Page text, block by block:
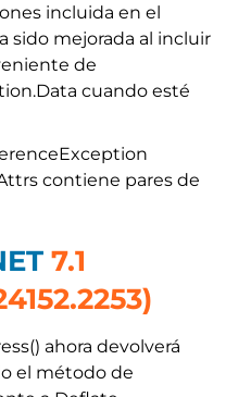
incluida en el
sido mejorada al incluir
de
cuando esté
contiene pares de
7.1
ahora devolverá
el método de